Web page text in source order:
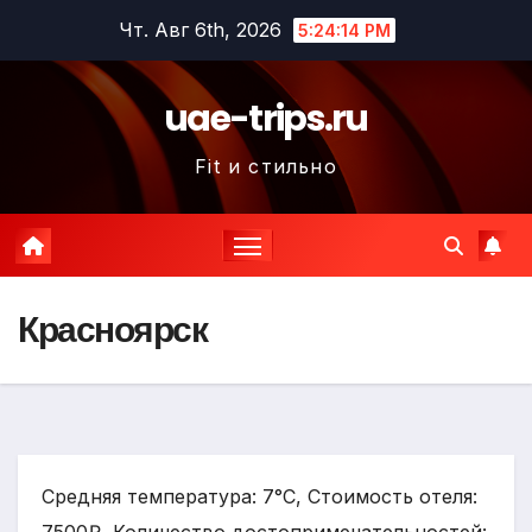
содержимому
Чт. Авг 6th, 2026 5:24:15 PM
uae-trips.ru
Fit и стильно
Красноярск
Средняя температура: 7°C, Стоимость отеля: